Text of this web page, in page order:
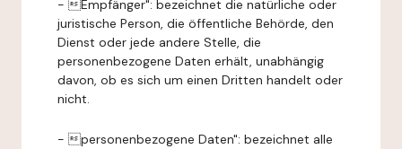
- Empfänger": bezeichnet die natürliche oder
juristische Person, die öffentliche Behörde, den
Dienst oder jede andere Stelle, die
personenbezogene Daten erhält, unabhängig
davon, ob es sich um einen Dritten handelt oder
nicht.
- personenbezogene Daten": bezeichnet alle